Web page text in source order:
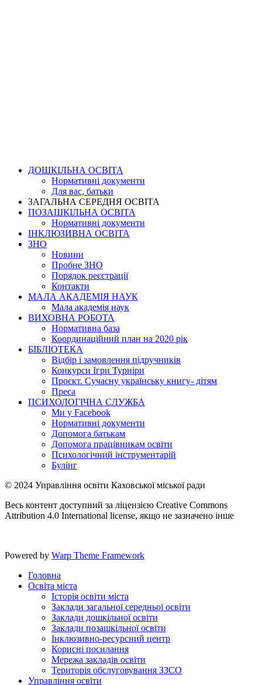
ДОШКІЛЬНА ОСВІТА
Нормативні документи
Для вас, батьки
ЗАГАЛЬНА СЕРЕДНЯ ОСВІТА
ПОЗАШКІЛЬНА ОСВІТА
Нормативні документи
ІНКЛЮЗИВНА ОСВІТА
ЗНО
Новини
Пробне ЗНО
Порядок реєстрації
Контакти
МАЛА АКАДЕМІЯ НАУК
Мала академія наук
ВИХОВНА РОБОТА
Нормативна база
Координаційний план на 2020 рік
БІБЛІОТЕКА
Відбір і замовлення підручників
Конкурси Ігри Турніри
Проєкт. Сучасну українську книгу- дітям
Преса
ПСИХОЛОГІЧНА СЛУЖБА
Ми у Facebook
Нормативні документи
Допомога батькам
Допомога працівникам освіти
Психологічний інструментарій
Булінг
© 2024 Управління освіти Каховської міської ради
Весь контент доступний за ліцензією Creative Commons
Attribution 4.0 International license, якщо не зазначено інше
Powered by Warp Theme Framework
Головна
Освіта міста
Історія освіти міста
Заклади загальної середньої освіти
Заклади дошкільної освіти
Заклади позашкільної освіти
Інклюзивно-ресурсний центр
Корисні посилання
Мережа закладів освіти
Територія обслуговування ЗЗСО
Управління освіти